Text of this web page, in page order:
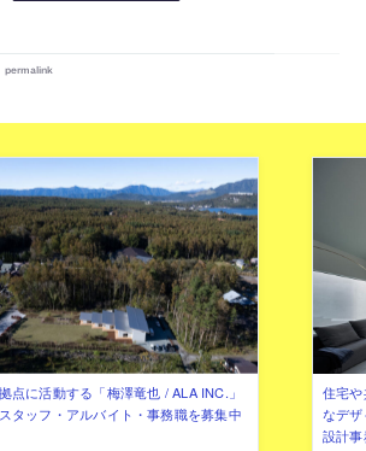
permalink
点に活動する「梅澤竜也 / ALA INC.」
タッフ・アルバイト・事務職を募集中
住宅
なデ
設計